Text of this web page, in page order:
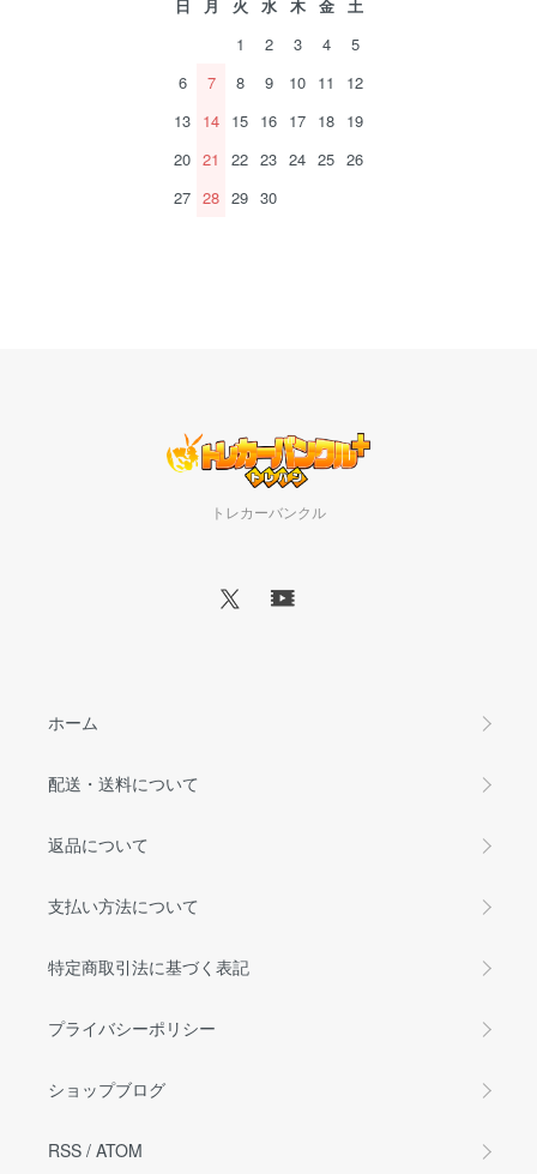
日 月 火 水 木 金
土
1
2 3 4
5
6
7 8 9 10 11
12
13 14 15 16 17 18 19
20 21 22 23 24 25 26
27 28 29 30
トレカーバンクル
ホーム
配送・送料について
返品について
支払い方法について
特定商取引法に基づく表記
プライバシーポリシー
ショップブログ
RSS / ATOM